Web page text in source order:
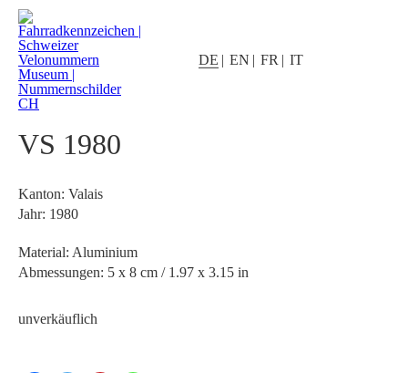
DE EN FR IT
VS 1980
Kanton: Valais
Jahr: 1980
Material: Aluminium
Abmessungen: 5 x 8 cm / 1.97 x 3.15 in
unverkäuflich